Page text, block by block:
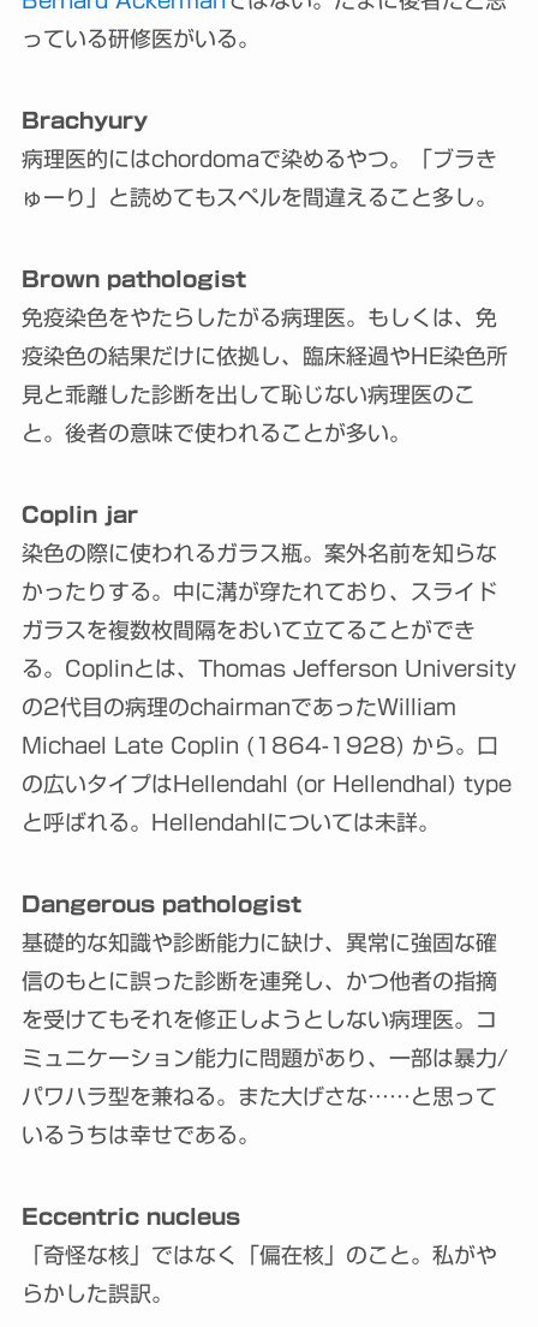
っている研修医がいる。
Brachyury
病理医的にはchordomaで染めるやつ。「ブラき
ゅーり」と読めてもスペルを間違えること多し。
Brown pathologist
免疫染色をやたらしたがる病理医。もしくは、免
疫染色の結果だけに依拠し、臨床経過やHE染色所
見と乖離した診断を出して恥じない病理医のこ
と。後者の意味で使われることが多い。
Coplin jar
染色の際に使われるガラス瓶。案外名前を知らな
かったりする。中に溝が穿たれており、スライド
ガラスを複数枚間隔をおいて立てることができ
る。Coplinとは、Thomas Jefferson University
の2代目の病理のchairmanであったWilliam
Michael Late Coplin (1864-1928) から。口
の広いタイプはHellendahl (or Hellendhal) type
と呼ばれる。Hellendahlについては未詳。
Dangerous pathologist
基礎的な知識や診断能力に缺け、異常に強固な確
信のもとに誤った診断を連発し、かつ他者の指摘
を受けてもそれを修正しようとしない病理医。コ
ミュニケーション能力に問題があり、一部は暴力/
パワハラ型を兼ねる。また大げさな……と思って
いるうちは幸せである。
Eccentric nucleus
「奇怪な核」ではなく「偏在核」のこと。私がや
らかした誤訳。